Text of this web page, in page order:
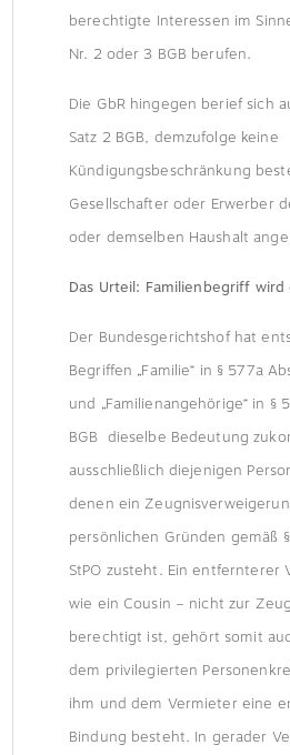
berechtigte Interessen im
Nr. 2 oder 3 BGB berufen.
Die GbR hingegen berief sich
Satz 2 BGB, demzufolge keine
Kündigungsbeschränkung
Gesellschafter oder Erwerber
oder demselben Haushalt
Das Urteil: Familienbegriff
Der Bundesgerichtshof hat
Begriffen „Familie“ in § 577a
und „Familienangehörige“ in §
BGB dieselbe Bedeutung
ausschließlich diejenigen
denen ein
persönlichen Gründen gemäß
StPO zusteht. Ein entfernterer
wie ein Cousin – nicht zur
berechtigt ist, gehört somit
dem privilegierten
ihm und dem Vermieter eine
Bindung besteht. In gerader